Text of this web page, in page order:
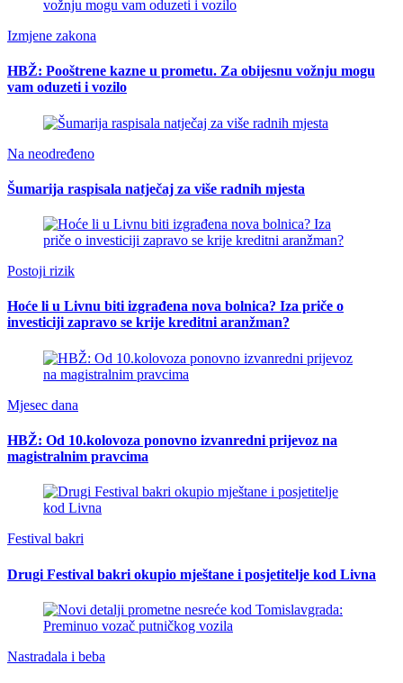
Izmjene zakona
HBŽ: Pooštrene kazne u prometu. Za obijesnu vožnju mogu
vam oduzeti i vozilo
Na neodređeno
Šumarija raspisala natječaj za više radnih mjesta
Postoji rizik
Hoće li u Livnu biti izgrađena nova bolnica? Iza priče o
investiciji zapravo se krije kreditni aranžman?
Mjesec dana
HBŽ: Od 10.kolovoza ponovno izvanredni prijevoz na
magistralnim pravcima
Festival bakri
Drugi Festival bakri okupio mještane i posjetitelje kod Livna
Nastradala i beba